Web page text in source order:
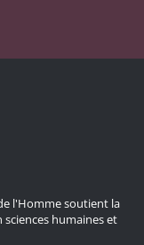
l'Homme soutient la
sciences humaines et